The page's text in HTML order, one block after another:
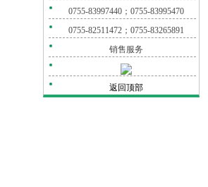
0755-83997440；0755-83995470
0755-82511472；0755-83265891
销售服务
返回顶部